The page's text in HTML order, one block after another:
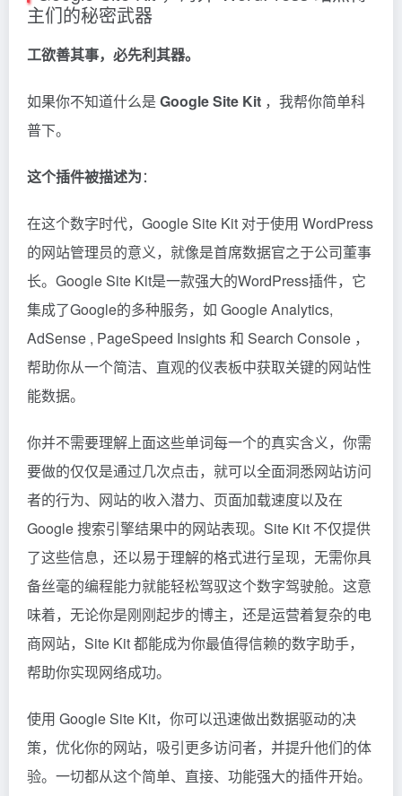
主们的秘密武器
工欲善其事，必先利其器。
如果你不知道什么是 Google Site Kit ，我帮你简单科
普下。
这个插件被描述为：
在这个数字时代，Google Site Kit 对于使用 WordPress
的网站管理员的意义，就像是首席数据官之于公司董事
长。Google Site Kit是一款强大的WordPress插件，它
集成了Google的多种服务，如 Google Analytics,
AdSense , PageSpeed Insights 和 Search Console ，
帮助你从一个简洁、直观的仪表板中获取关键的网站性
能数据。
你并不需要理解上面这些单词每一个的真实含义，你需
要做的仅仅是通过几次点击，就可以全面洞悉网站访问
者的行为、网站的收入潜力、页面加载速度以及在
Google 搜索引擎结果中的网站表现。Site Kit 不仅提供
了这些信息，还以易于理解的格式进行呈现，无需你具
备丝毫的编程能力就能轻松驾驭这个数字驾驶舱。这意
味着，无论你是刚刚起步的博主，还是运营着复杂的电
商网站，Site Kit 都能成为你最值得信赖的数字助手，
帮助你实现网络成功。
使用 Google Site Kit，你可以迅速做出数据驱动的决
策，优化你的网站，吸引更多访问者，并提升他们的体
验。一切都从这个简单、直接、功能强大的插件开始。